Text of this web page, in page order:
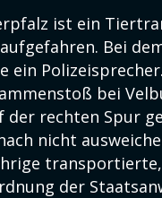
ist ein
Bei
bei
rechten Spur
nicht
der